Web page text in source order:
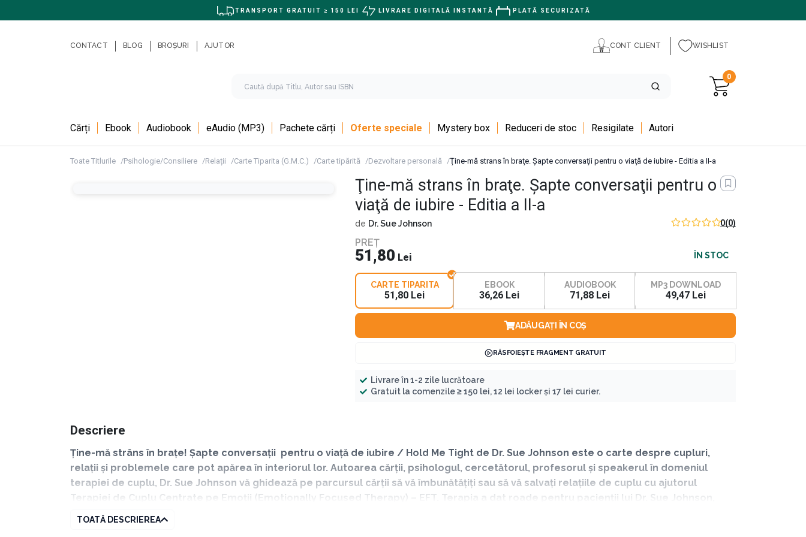
TRANSPORT GRATUIT ≥ 150 LEI LIVRARE DIGITALĂ INSTANTĂ PLATĂ SECURIZATĂ
CONTACT BLOG BROȘURI AJUTOR CONT CLIENT WISHLIST
0
Cărți Ebook Audiobook eAudio (MP3) Pachete cărți Oferte speciale Mystery box Reduceri de stoc Resigilate Autori
Toate Titlurile Psihologie/Consiliere Relații Carte Tiparita (G.M.C.) Carte tipărită Dezvoltare personală Ţine-mă strans în braţe. Șapte conversaţii pentru o viaţă de iubire - Editia a II-a
Ţine-mă strans în braţe. Șapte conversaţii pentru o
viaţă de iubire - Editia a II-a
de Dr. Sue Johnson 0(0)
PREȚ
51,80 Lei ÎN STOC
CARTE TIPARITA
51,80 Lei
EBOOK
36,26 Lei
AUDIOBOOK
71,88 Lei
MP3 DOWNLOAD
49,47 Lei
ADĂUGAȚI ÎN COȘ
RĂSFOIEȘTE FRAGMENT GRATUIT
Livrare în 1-2 zile lucrătoare
Gratuit la comenzile ≥ 150 lei, 12 lei locker și 17 lei curier.
Descriere
Ține-mă strâns în brațe! Șapte conversații pentru o viață de iubire / Hold Me Tight de Dr. Sue Johnson este o carte despre cupluri,
relații și problemele care pot apărea în interiorul lor. Autoarea cărții, psihologul, cercetătorul, profesorul și speakerul în domeniul
terapiei de cuplu, Dr. Sue Johnson vă ghidează pe parcursul cărții să vă îmbunătățiți sau să vă salvați relațiile de cuplu cu ajutorul
Terapiei de Cuplu Centrate pe Emoții (Emotionally Focused Therapy) – EFT. Terapia a dat roade pentru pacienții lui Dr. Sue Johnson,
aceasta mărturisind că partenerii consiliați de ea au ajuns în scurt timp să se certe mai puțin, să se simtă mai apropiați și să fie mai
TOATĂ DESCRIEREA